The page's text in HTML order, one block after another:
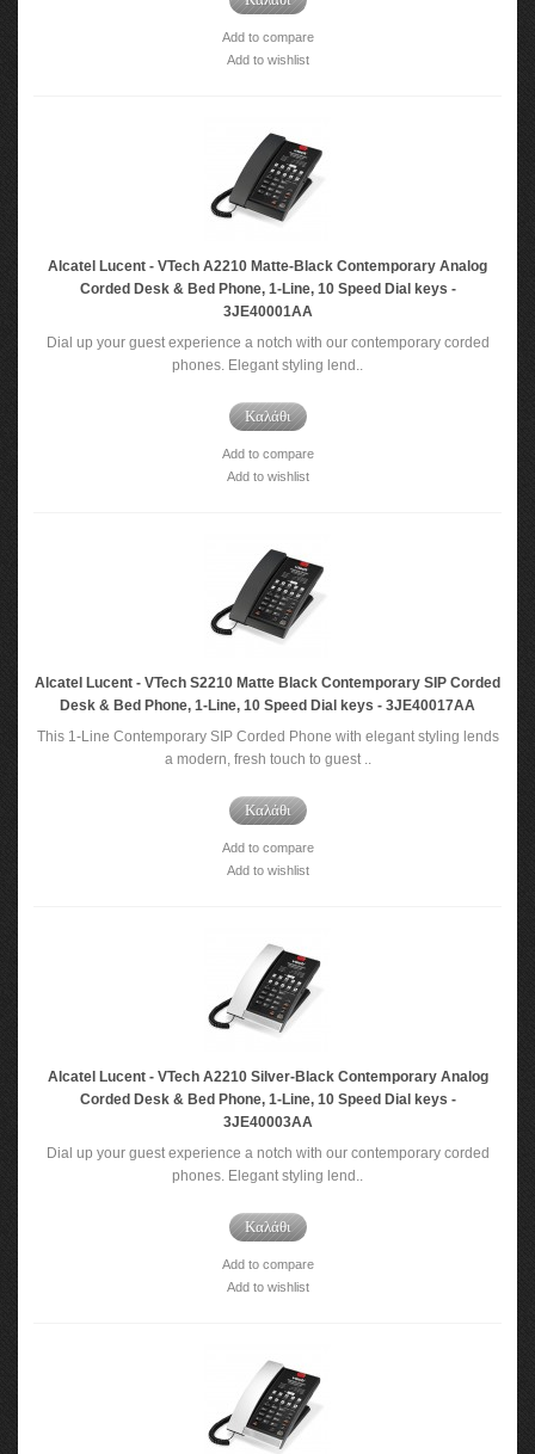
Add to compare
Add to wishlist
Alcatel Lucent - VTech A2210 Matte-Black Contemporary Analog
Corded Desk & Bed Phone, 1-Line, 10 Speed Dial keys -
3JE40001AA
Dial up your guest experience a notch with our contemporary corded
phones. Elegant styling lend..
Καλάθι
Add to compare
Add to wishlist
Alcatel Lucent - VTech S2210 Matte Black Contemporary SIP Corded
Desk & Bed Phone, 1-Line, 10 Speed Dial keys - 3JE40017AA
This 1-Line Contemporary SIP Corded Phone with elegant styling lends
a modern, fresh touch to guest ..
Καλάθι
Add to compare
Add to wishlist
Alcatel Lucent - VTech A2210 Silver-Black Contemporary Analog
Corded Desk & Bed Phone, 1-Line, 10 Speed Dial keys -
3JE40003AA
Dial up your guest experience a notch with our contemporary corded
phones. Elegant styling lend..
Καλάθι
Add to compare
Add to wishlist